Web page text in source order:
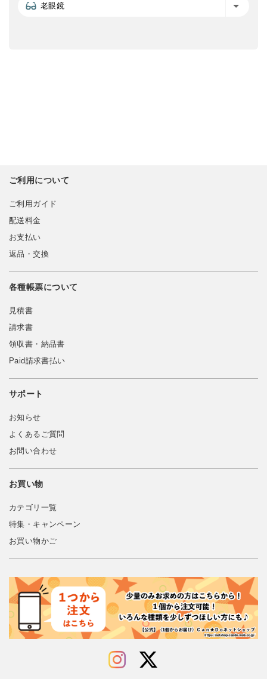
老眼鏡
ご利用について
ご利用ガイド
配送料金
お支払い
返品・交換
各種帳票について
見積書
請求書
領収書・納品書
Paid請求書払い
サポート
お知らせ
よくあるご質問
お問い合わせ
お買い物
カテゴリ一覧
特集・キャンペーン
お買い物かご